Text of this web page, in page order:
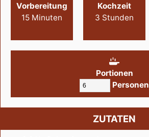
Vorbereitung
15 Minuten
Kochzeit
3 Stunden
Portionen
Personen
ZUTATEN